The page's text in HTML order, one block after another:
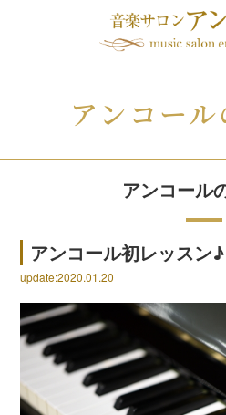
アンコー
アンコール
アンコール初レッスン♪
update:2020.01.20